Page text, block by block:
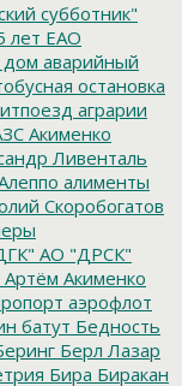
субботник"
лет ЕАО
дом аварийный
остановка
аграрии
Акименко
Ливенталь
алименты
Скоробогатов
АО "ДРСК"
Артём Акименко
аэрофлот
батут Бедность
Берл Лазар
Бира Биракан